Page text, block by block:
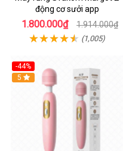
động cơ sưởi app
1.800.000₫ 1.914.000₫
(1,005)
-44%
Hot
5